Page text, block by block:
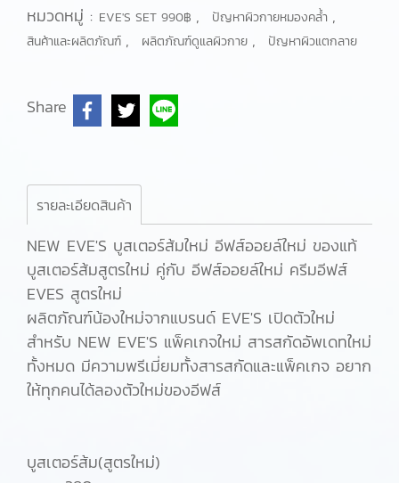
หมวดหมู่ : EVE'S SET 990฿ , ปัญหาผิวกายหมองคล้ำ ,
สินค้าและผลิตภัณฑ์ , ผลิตภัณฑ์ดูแลผิวกาย , ปัญหาผิวแตกลาย
Share
รายละเอียดสินค้า
NEW EVE'S บูสเตอร์ส้มใหม่ อีฟส์ออยล์ใหม่ ของแท้
บูสเตอร์ส้มสูตรใหม่ คู่กับ อีฟส์ออยล์ใหม่ ครีมอีฟส์
EVES สูตรใหม่
ผลิตภัณฑ์น้องใหม่จากแบรนด์ EVE'S เปิดตัวใหม่
สำหรับ NEW EVE'S แพ็คเกจใหม่ สารสกัดอัพเดทใหม่
ทั้งหมด มีความพรีเมี่ยมทั้งสารสกัดและแพ็คเกจ อยาก
ให้ทุกคนได้ลองตัวใหม่ของอีฟส์
บูสเตอร์ส้ม(สูตรใหม่)